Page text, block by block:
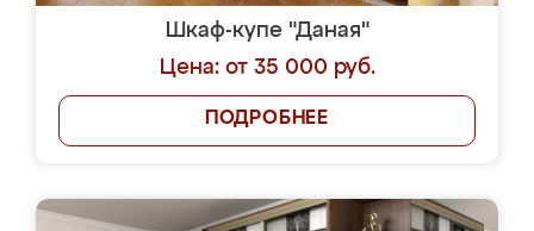
Шкаф-купе "Даная"
Цена: от 35 000 руб.
ПОДРОБНЕЕ